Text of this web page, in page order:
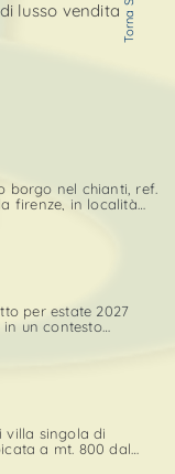
lusso vendita
borgo nel chianti, ref.
firenze, in località
proponiamo in
per estate 2027
un contesto
di una porzione di
villa singola di
a mt. 800 dal
Torna Su